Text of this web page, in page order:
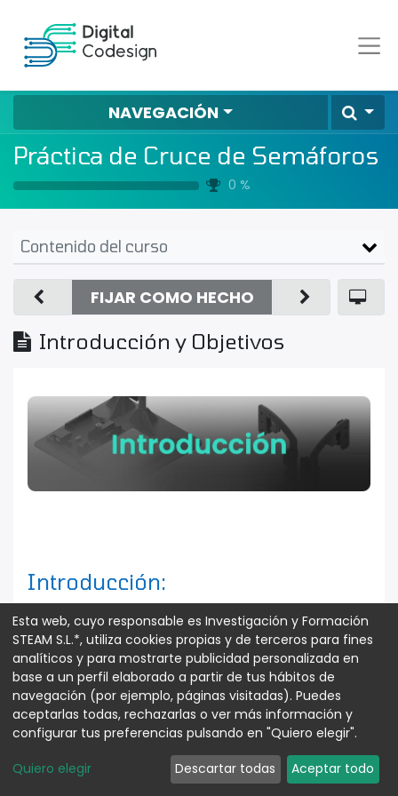
NAVEGACIÓN
Práctica de Cruce de Semáforos
0 %
Contenido del curso
Introducción y Objetivos
FIJAR COMO HECHO
Introducción:
La maqueta de cruce con semáforos para
prácticas de electrónica es una
herramienta educativa diseñada para
simular el funcionamiento de un cruce de
calles controlado por semáforos. Esta
Esta web, cuyo responsable es Investigación y Formación
STEAM S.L.*, utiliza cookies propias y de terceros para fines
analíticos y para mostrarte publicidad personalizada en
base a un perfil elaborado a partir de tus hábitos de
navegación (por ejemplo, páginas visitadas). Puedes
aceptarlas todas, rechazarlas o ver más información y
configurar tus preferencias pulsando en "Quiero elegir".
Quiero elegir Descartar todas Aceptar todo